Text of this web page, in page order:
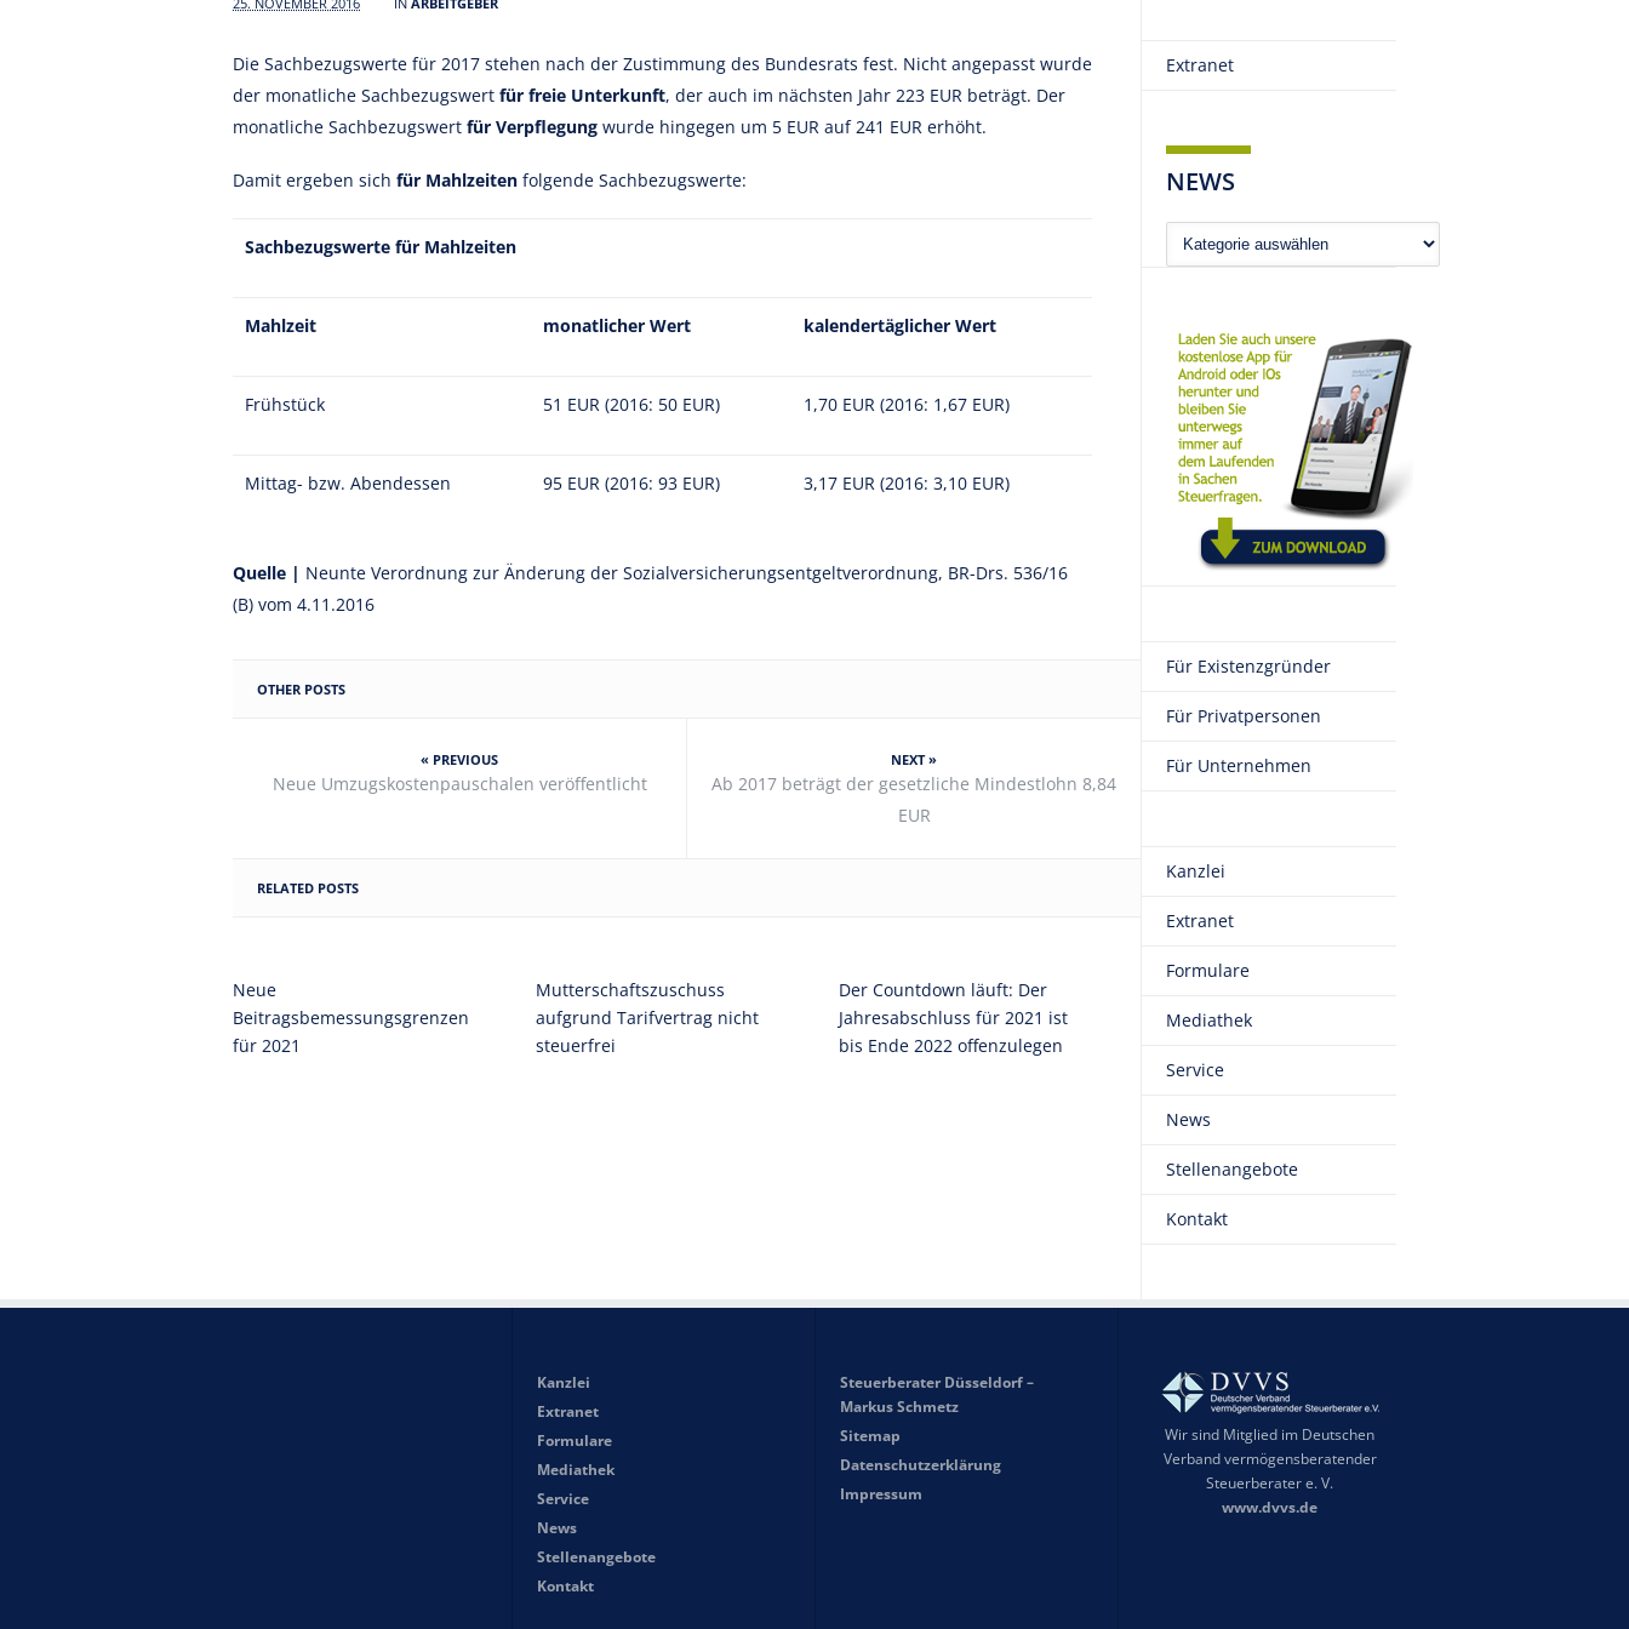
Die Sachbezugswerte für 2017 stehen nach der Zustimmung des Bundesrats fest. Nicht angepasst wurde
der monatliche Sachbezugswert für freie Unterkunft, der auch im nächsten Jahr 223 EUR beträgt. Der
monatliche Sachbezugswert für Verpflegung wurde hingegen um 5 EUR auf 241 EUR erhöht.
Damit ergeben sich für Mahlzeiten folgende Sachbezugswerte:
Sachbezugswerte für Mahlzeiten
Mahlzeit monatlicher Wert kalendertäglicher Wert
Frühstück 51 EUR (2016: 50 EUR) 1,70 EUR (2016: 1,67 EUR)
Mittag- bzw. Abendessen 95 EUR (2016: 93 EUR) 3,17 EUR (2016: 3,10 EUR)
Quelle | Neunte Verordnung zur Änderung der Sozialversicherungsentgeltverordnung, BR-Drs. 536/16
(B) vom 4.11.2016
OTHER POSTS
« PREVIOUS
Neue Umzugskostenpauschalen veröffentlicht
NEXT »
Ab 2017 beträgt der gesetzliche Mindestlohn 8,84
EUR
RELATED POSTS
Neue
Beitragsbemessungsgrenzen
für 2021
Mutterschaftszuschuss
aufgrund Tarifvertrag nicht
steuerfrei
Der Countdown läuft: Der
Jahresabschluss für 2021 ist
bis Ende 2022 offenzulegen
Extranet
NEWS
News
Für Existenzgründer
Für Privatpersonen
Für Unternehmen
Kanzlei
Extranet
Formulare
Mediathek
Service
News
Stellenangebote
Kontakt
Kanzlei
Extranet
Formulare
Mediathek
Service
News
Stellenangebote
Kontakt
Steuerberater Düsseldorf –
Markus Schmetz
Sitemap
Datenschutzerklärung
Impressum
Wir sind Mitglied im Deutschen
Verband vermögensberatender
Steuerberater e. V.
www.dvvs.de